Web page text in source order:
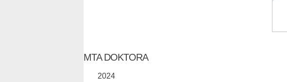
MTA DOKTORA
2024